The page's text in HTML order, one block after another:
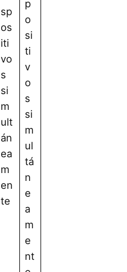
sp
os
iti
vo
s
si
m
ult
án
ea
m
en
te
p
o
si
ti
v
o
s
si
m
ul
tá
n
e
a
m
e
nt